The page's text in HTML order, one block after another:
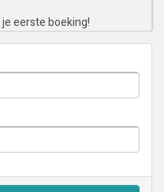
je eerste boeking!